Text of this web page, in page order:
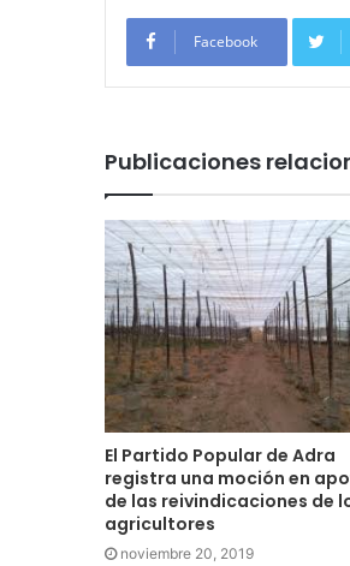
Facebook
Publicaciones
El Partido Popular de Adra
registra una moción en
de las reivindicaciones de
agricultores
noviembre 20, 2019